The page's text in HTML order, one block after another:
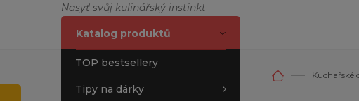
Nasyť svůj kulinářský instinkt
Katalog produktů
TOP bestsellery
Tipy na dárky
Kuchařské